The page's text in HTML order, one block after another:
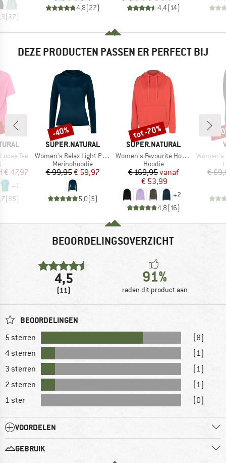
(37)
4,8(27)
4,4( 14)
DEZE PRODUCTEN PASSEN ER PERFECT BIJ
Tee
prijs
€ 47,97
+1
(85)
MERK
SUPER.NATURAL
Artikel
Women's Relax Light Pocket Hoodie
Productgroep
Merinohoodie
Prijs
€ 99,95Verlaagde prijs
€ 59,97
5,0(5)
Korting
-40%
MERK
SUPER.NATURAL
Artikel
Women's Favourite Hoodie
Productgroep
Hoodie
Prijs
€ 169,95Verlaagde prijs
vanaf
€ 53,99
+2
4,8(16)
Korting
tot -70%
Artikel
Women's
€
-
BEOORDELINGSOVERZICHT
4,5
(11)
91%
raden dit product aan
BEOORDELINGEN
5 sterren
(8)
4 sterren
(1)
3 sterren
(1)
2 sterren
(1)
1 ster
(0)
VOORDELEN
GEBRUIK